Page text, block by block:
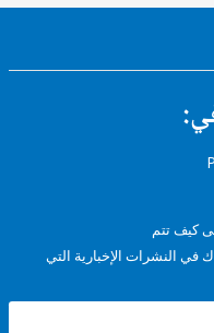
الإخبارية التي